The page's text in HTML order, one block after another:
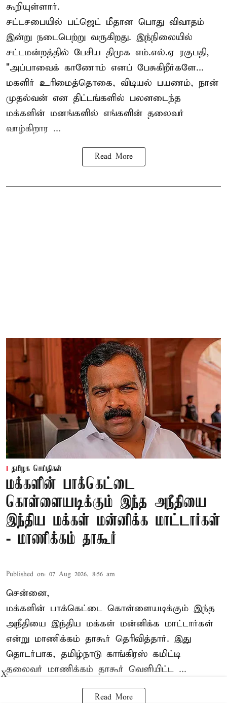
கூறியுள்ளார்.
சட்டசபையில் பட்ஜெட் மீதான பொது விவாதம்
இன்று நடைபெற்று வருகிறது. இந்நிலையில்
சட்டமன்றத்தில் பேசிய திமுக எம்.எல்.ஏ ரகுபதி,
"அப்பாவைக் காணோம் எனப் பேசுகிறீர்களே...
மகளிர் உரிமைத்தொகை, விடியல் பயணம், நான்
முதல்வன் என திட்டங்களில் பலனடைந்த
மக்களின் மனங்களில் எங்களின் தலைவர்
வாழ்கிறார ...
Read More
தமிழக செய்திகள்
மக்களின் பாக்கெட்டை
கொள்ளையடிக்கும் இந்த அநீதியை
இந்திய மக்கள் மன்னிக்க மாட்டார்கள்
- மாணிக்கம் தாகூர்
Published on: 07 Aug 2026, 8:56 am
சென்னை,
மக்களின் பாக்கெட்டை கொள்ளையடிக்கும் இந்த
அநீதியை இந்திய மக்கள் மன்னிக்க மாட்டார்கள்
என்று மாணிக்கம் தாகூர் தெரிவித்தார். இது
தொடர்பாக, தமிழ்நாடு காங்கிரஸ் கமிட்டி
தலைவர் மாணிக்கம் தாகூர் வெளியிட்ட ...
Read More
X